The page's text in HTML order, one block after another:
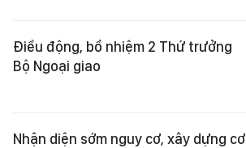
Điều động, bổ nhiệm 2 Thứ trưởng
Bộ Ngoại giao
Nhận diện sớm nguy cơ, xây dựng cơ